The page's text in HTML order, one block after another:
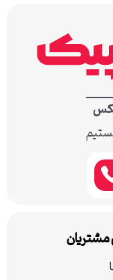
مشتریان